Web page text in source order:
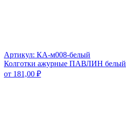
Артикул: КА-м008-белый
Колготки ажурные ПАВЛИН белый
от 181,00 ₽